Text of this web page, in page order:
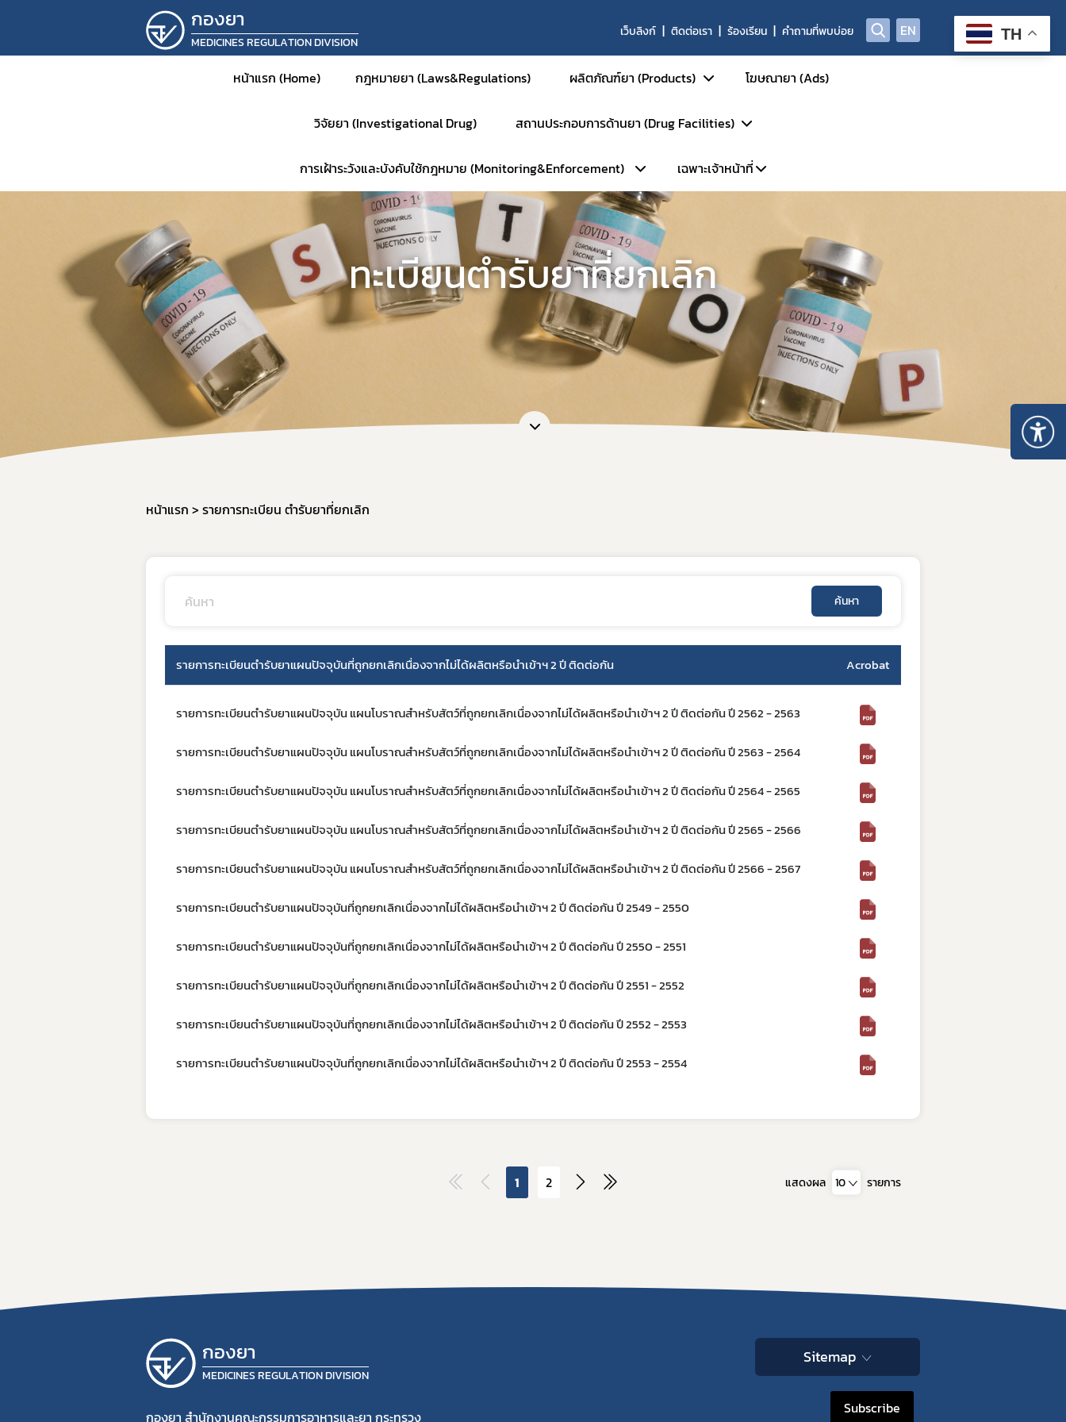
กองยา
MEDICINES REGULATION DIVISION
เว็บลิงก์ ติดต่อเรา ร้องเรียน คำถามที่พบบ่อย EN
หน้าแรก (Home) กฎหมายยา (Laws&Regulations) ผลิตภัณฑ์ยา (Products)
ยาสามัญและยาเสริมการรักษา
ยาใหม่และส่งเสริมการวิจัย
ยาชีววัตถุ
ผลิตภัณฑ์การแพทย์ขั้นสูง
ยาสำหรับสัตว์
ยาเคมีสำหรับสัตว์
ยาชีววัตถุสำหรับสัตว์
ยาแผนโบราณสำหรับสัตว์
การวินิจฉัยผลิตภัณฑ์ยา
โฆษณายา (Ads)
วิจัยยา (Investigational Drug) สถานประกอบการด้านยา (Drug Facilities)
หน้าหลัก
การตรวจประเมินมาตรฐานสถานที่
การตรวจประเมินมาตรฐาน GMDP
การตรวจประเมินมาตรฐาน GMP-Clearance
การตรวจประเมินมาตรฐาน GDP
การตรวจประเมินมาตรฐาน GPP
การตรวจตราการศึกษาวิจัยยา (GCP Inspection)
การต่ออายุใบอนุญาต
คู่มือสำหรับมาตรฐานสถานประกอบการ
ตรวจสอบสถานะมาตรฐานการรับรองสถานที่ผลิตยาในต่างประเทศ GMP-Clearance
ตรวจสอบร้านยาคุณภาพ
การเฝ้าระวังและบังคับใช้กฎหมาย (Monitoring&Enforcement)
หน้าหลัก
ประชาสัมพันธ์
แจ้งเตือนภัย
คำสั่งพักใช้ใบอนุญาต
แผนเก็บตัวอย่างเฝ้าระวัง
เฉพาะเจ้าหน้าที่
ทะเบียนตำรับยาที่ยกเลิก
หน้าแรก รายการทะเบียน ตำรับยาที่ยกเลิก
ค้นหา
รายการทะเบียนตำรับยาแผนปัจจุบันที่ถูกยกเลิกเนื่องจากไม่ได้ผลิตหรือนำเข้าฯ 2 ปี ติดต่อกัน Acrobat
รายการทะเบียนตำรับยาแผนปัจจุบัน แผนโบราณสำหรับสัตว์ที่ถูกยกเลิกเนื่องจากไม่ได้ผลิตหรือนำเข้าฯ 2 ปี ติดต่อกัน ปี 2562 - 2563
รายการทะเบียนตำรับยาแผนปัจจุบัน แผนโบราณสำหรับสัตว์ที่ถูกยกเลิกเนื่องจากไม่ได้ผลิตหรือนำเข้าฯ 2 ปี ติดต่อกัน ปี 2563 - 2564
รายการทะเบียนตำรับยาแผนปัจจุบัน แผนโบราณสำหรับสัตว์ที่ถูกยกเลิกเนื่องจากไม่ได้ผลิตหรือนำเข้าฯ 2 ปี ติดต่อกัน ปี 2564 - 2565
รายการทะเบียนตำรับยาแผนปัจจุบัน แผนโบราณสำหรับสัตว์ที่ถูกยกเลิกเนื่องจากไม่ได้ผลิตหรือนำเข้าฯ 2 ปี ติดต่อกัน ปี 2565 - 2566
รายการทะเบียนตำรับยาแผนปัจจุบัน แผนโบราณสำหรับสัตว์ที่ถูกยกเลิกเนื่องจากไม่ได้ผลิตหรือนำเข้าฯ 2 ปี ติดต่อกัน ปี 2566 - 2567
รายการทะเบียนตำรับยาแผนปัจจุบันที่ถูกยกเลิกเนื่องจากไม่ได้ผลิตหรือนำเข้าฯ 2 ปี ติดต่อกัน ปี 2549 - 2550
รายการทะเบียนตำรับยาแผนปัจจุบันที่ถูกยกเลิกเนื่องจากไม่ได้ผลิตหรือนำเข้าฯ 2 ปี ติดต่อกัน ปี 2550 - 2551
รายการทะเบียนตำรับยาแผนปัจจุบันที่ถูกยกเลิกเนื่องจากไม่ได้ผลิตหรือนำเข้าฯ 2 ปี ติดต่อกัน ปี 2551 - 2552
รายการทะเบียนตำรับยาแผนปัจจุบันที่ถูกยกเลิกเนื่องจากไม่ได้ผลิตหรือนำเข้าฯ 2 ปี ติดต่อกัน ปี 2552 - 2553
รายการทะเบียนตำรับยาแผนปัจจุบันที่ถูกยกเลิกเนื่องจากไม่ได้ผลิตหรือนำเข้าฯ 2 ปี ติดต่อกัน ปี 2553 - 2554
1 2 แสดงผล 10 รายการ
กองยา
MEDICINES REGULATION DIVISION
กองยา สำนักงานคณะกรรมการอาหารและยา กระทรวง
Sitemap
Subscribe
Subscribe
ดาวรุ่ง
TH